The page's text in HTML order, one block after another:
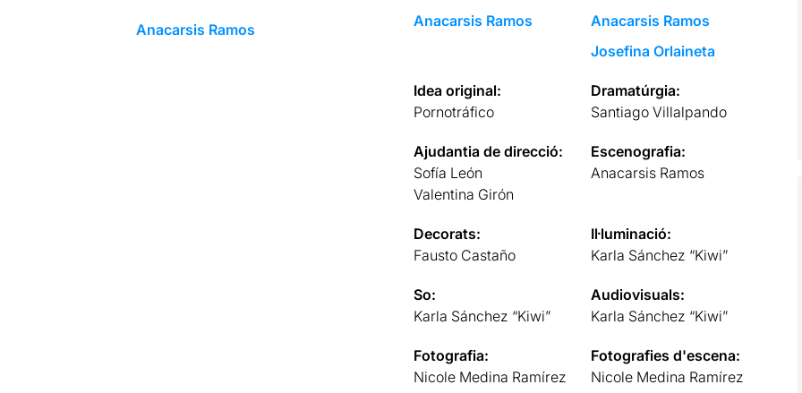
Anacarsis Ramos
Anacarsis Ramos
Anacarsis Ramos
Josefina Orlaineta
Idea original:
Pornotráfico
Dramatúrgia:
Santiago Villalpando
Ajudantia de direcció:
Sofía León
Valentina Girón
Escenografia:
Anacarsis Ramos
Decorats:
Fausto Castaño
Il·luminació:
Karla Sánchez “Kiwi”
So:
Karla Sánchez “Kiwi”
Audiovisuals:
Karla Sánchez “Kiwi”
Fotografia:
Nicole Medina Ramírez
Fotografies d'escena:
Nicole Medina Ramírez